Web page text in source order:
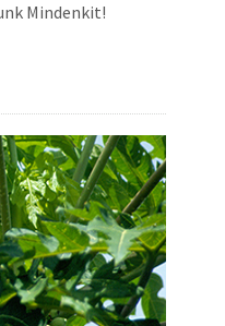
Mindenkit!